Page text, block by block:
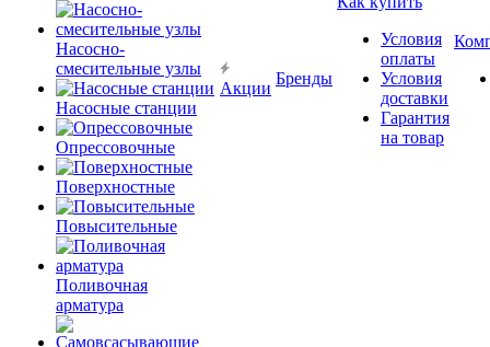
Насосно-
смесительные узлы
Насосные станции
Опрессовочные
Поверхностные
Повысительные
Поливочная
арматура
Акции
Бренды
Условия
оплаты
Условия
доставки
Гарантия
на товар